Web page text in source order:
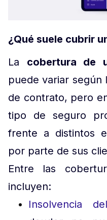
¿Qué suele cubrir
La cobertura de
puede variar según
de contrato, pero
tipo de seguro
frente a distintos
por parte de sus
Entre las
incluyen:
Insolvencia